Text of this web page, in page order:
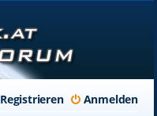
Anmelden
Registrieren